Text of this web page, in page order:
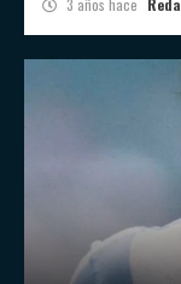
3 años hace